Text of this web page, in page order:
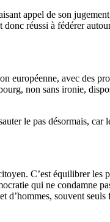
appel de son
réussi à fédérer
européenne, avec des
non sans ironie,
le pas désormais, car
C’est équilibrer les
qui ne condamne
souvent seuls